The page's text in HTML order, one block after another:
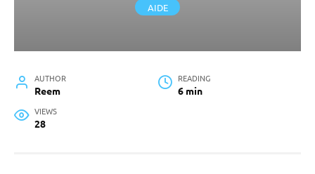
AIDE
AUTHOR
Reem
READING
6 min
VIEWS
28